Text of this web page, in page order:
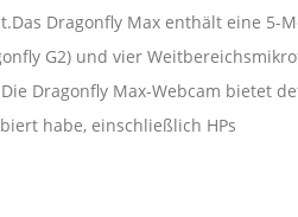
Dragonfly Max enthält eine 5-
G2) und vier
Dragonfly Max-Webcam bietet
habe, einschließlich HPs